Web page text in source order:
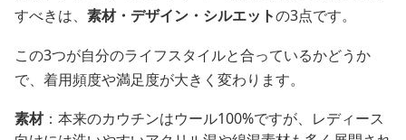
すべきは、 素材・デザイン・シルエットの3点です。
この3つが自分のライフスタイルと合っているかどうか
で、着用頻度や満足度が大きく変わります。
素材：本来のカウチンはウール100%ですが、レディース